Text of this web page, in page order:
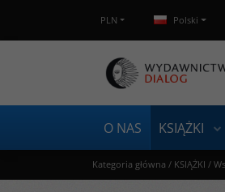
PLN Polski
O NAS KSIĄŻKI
Kategoria główna / KSIĄŻKI /